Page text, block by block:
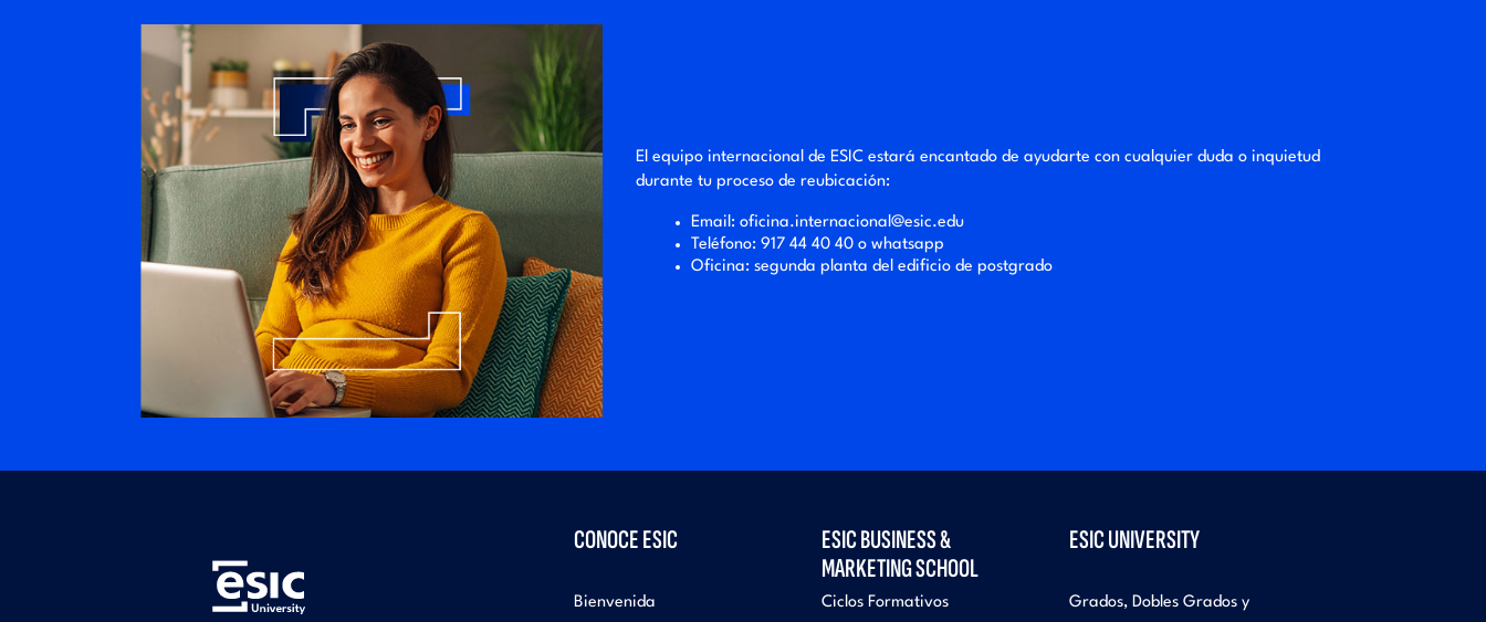
El equipo internacional de ESIC estará encantado de ayudarte con cualquier duda o inquietud
durante tu proceso de reubicación:
Email: oficina.internacional@esic.edu
Teléfono: 917 44 40 40o whatsapp
Oficina: segunda planta del edificio de postgrado
CONOCE ESIC
Bienvenida
ESIC BUSINESS &
MARKETING SCHOOL
Ciclos Formativos
ESIC UNIVERSITY
Grados, Dobles Grados y